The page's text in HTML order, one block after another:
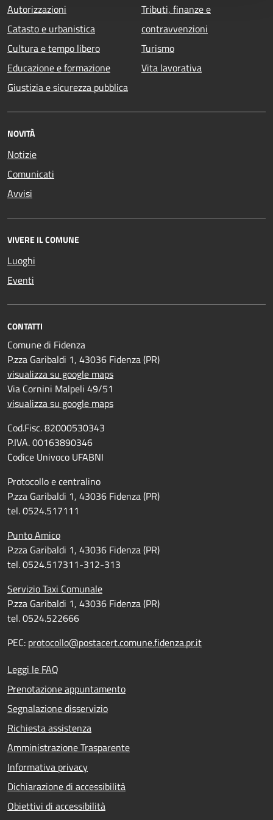
Autorizzazioni
Catasto e urbanistica
Cultura e tempo libero
Educazione e formazione
Giustizia e sicurezza pubblica
Tributi, finanze e
contravvenzioni
Turismo
Vita lavorativa
NOVITÀ
Notizie
Comunicati
Avvisi
VIVERE IL COMUNE
Luoghi
Eventi
CONTATTI
Comune di Fidenza
P.zza Garibaldi 1, 43036 Fidenza (PR)
visualizza su google maps
Via Cornini Malpeli 49/51
visualizza su google maps
Cod.Fisc. 82000530343
P.IVA. 00163890346
Codice Univoco UFABNI
Protocollo e centralino
P.zza Garibaldi 1, 43036 Fidenza (PR)
tel. 0524.517111
Punto Amico
P.zza Garibaldi 1, 43036 Fidenza (PR)
tel. 0524.517311-312-313
Servizio Taxi Comunale
P.zza Garibaldi 1, 43036 Fidenza (PR)
tel. 0524.522666
PEC: protocollo@postacert.comune.fidenza.pr.it
Leggi le FAQ
Prenotazione appuntamento
Segnalazione disservizio
Richiesta assistenza
Amministrazione Trasparente
Informativa privacy
Dichiarazione di accessibilità
Obiettivi di accessibilità